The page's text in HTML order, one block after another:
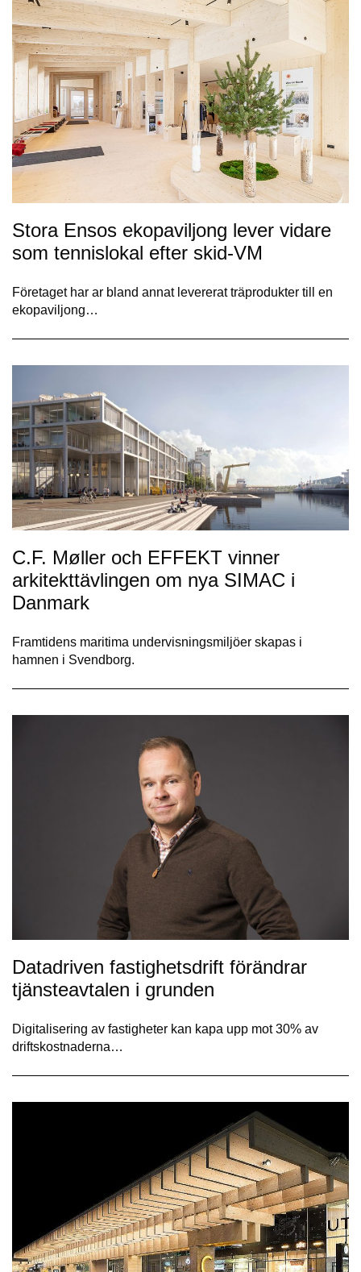
Stora Ensos ekopaviljong lever vidare
som tennislokal efter skid-VM
Företaget har ar bland annat levererat träprodukter till en
ekopaviljong…
C.F. Møller och EFFEKT vinner
arkitekttävlingen om nya SIMAC i
Danmark
Framtidens maritima undervisningsmiljöer skapas i
hamnen i Svendborg.
Datadriven fastighetsdrift förändrar
tjänsteavtalen i grunden
Digitalisering av fastigheter kan kapa upp mot 30% av
driftskostnaderna…